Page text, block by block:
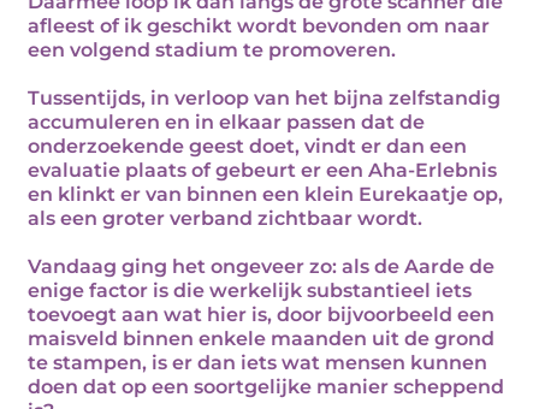
afleest of ik geschikt wordt bevonden om naar
een volgend stadium te promoveren.
Tussentijds, in verloop van het bijna zelfstandig
accumuleren en in elkaar passen dat de
onderzoekende geest doet, vindt er dan een
evaluatie plaats of gebeurt er een Aha-Erlebnis
en klinkt er van binnen een klein Eurekaatje op,
als een groter verband zichtbaar wordt.
Vandaag ging het ongeveer zo: als de Aarde de
enige factor is die werkelijk substantieel iets
toevoegt aan wat hier is, door bijvoorbeeld een
maisveld binnen enkele maanden uit de grond
te stampen, is er dan iets wat mensen kunnen
doen dat op een soortgelijke manier scheppend